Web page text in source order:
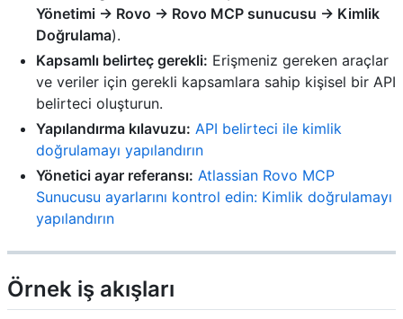
Yönetimi → Rovo → Rovo MCP sunucusu → Kimlik
Doğrulama).
Kapsamlı belirteç gerekli: Erişmeniz gereken araçlar
ve veriler için gerekli kapsamlara sahip kişisel bir API
belirteci oluşturun.
Yapılandırma kılavuzu: API belirteci ile kimlik
doğrulamayı yapılandırın
Yönetici ayar referansı: Atlassian Rovo MCP
Sunucusu ayarlarını kontrol edin: Kimlik doğrulamayı
yapılandırın
Örnek iş akışları